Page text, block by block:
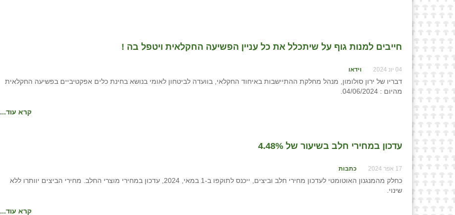
חייבים למנות גוף על שיתכלל את כל עניין הפשיעה החקלאית ויטפל בה !
04 יונ 2024 וידאו
דבריו של ירון סולומון, מנהל מחלקת ההתיישבות באיחוד החקלאי, בוועדה לביטחון לאומי בנושא בחינת כלים אפקטיביים בפשיעה החקלאית
מהיום : 04/06/2024.
קרא עוד...
עדכון במחירי חלב בשיעור של 4.48%
17 אפר 2024 כתבות
כחלק מהמנגנון האוטומטי לעדכון מחירי חלב וביצים, ייכנס לתוקפו ב-1 במאי, 2024, עדכון במחירי מוצרי החלב. מחירי הביצים יוותרו ללא
שינוי.
קרא עוד...